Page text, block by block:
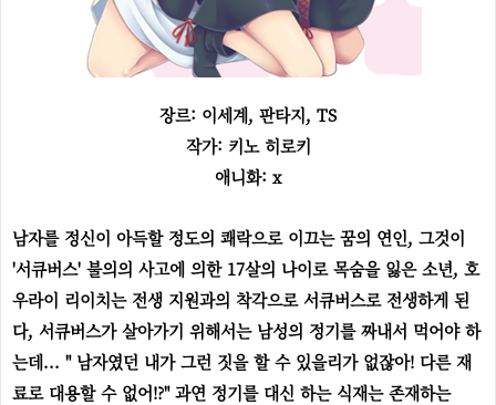
장르: 이세계, 판타지, TS
작가: 키노 히로키
애니화: x
남자를 정신이 아득할 정도의 쾌락으로 이끄는 꿈의 연인, 그것이
'서큐버스' 불의의 사고에 의한 17살의 나이로 목숨을 잃은 소년, 호
우라이 리이치는 전생 지원과의 착각으로 서큐버스로 전생하게 된
다, 서큐버스가 살아가기 위해서는 남성의 정기를 짜내서 먹어야 하
는데... " 남자였던 내가 그런 짓을 할 수 있을리가 없잖아! 다른 재
료로 대용할 수 없어!?" 과연 정기를 대신 하는 식재는 존재하는